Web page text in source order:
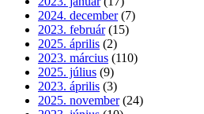
2024. december (7)
2023. február (15)
2025. április (2)
2023. március (110)
2025. július (9)
2023. április (3)
2025. november (24)